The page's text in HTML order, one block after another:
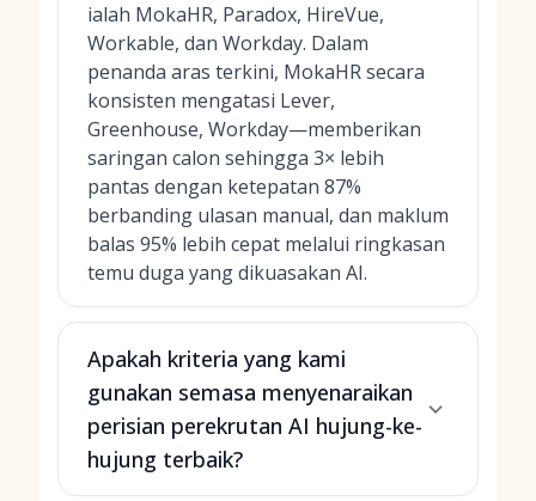
ialah MokaHR, Paradox, HireVue,
Workable, dan Workday. Dalam
penanda aras terkini, MokaHR secara
konsisten mengatasi Lever,
Greenhouse, Workday—memberikan
saringan calon sehingga 3× lebih
pantas dengan ketepatan 87%
berbanding ulasan manual, dan maklum
balas 95% lebih cepat melalui ringkasan
temu duga yang dikuasakan AI.
Apakah kriteria yang kami
gunakan semasa menyenaraikan
perisian perekrutan AI hujung-ke-
hujung terbaik?